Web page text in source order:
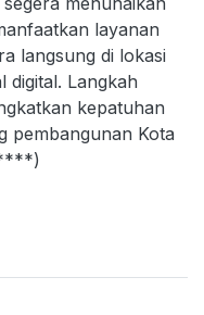
layanan
langsung di lokasi
digital. Langkah
kepatuhan
pembangunan Kota